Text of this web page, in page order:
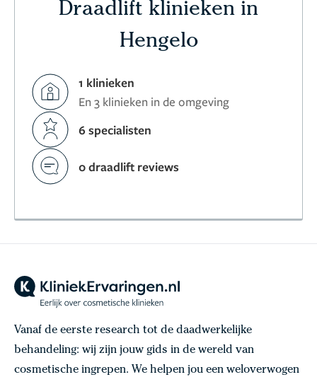
Draadlift klinieken in
Hengelo
1 klinieken
En 3 klinieken in de omgeving
6 specialisten
0 draadlift reviews
Vanaf de eerste research tot de daadwerkelijke
behandeling: wij zijn jouw gids in de wereld van
cosmetische ingrepen. We helpen jou een weloverwogen